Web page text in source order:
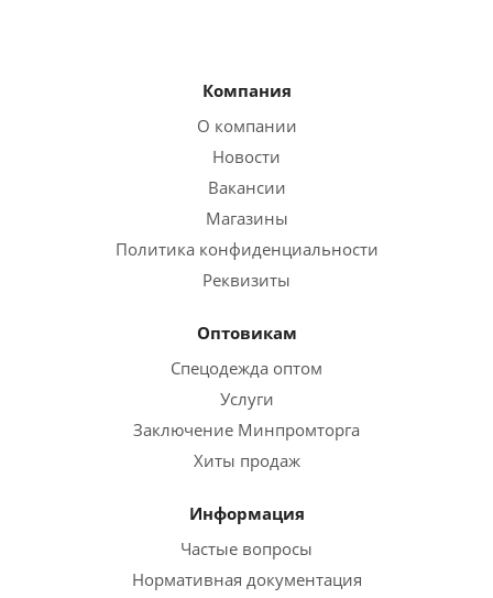
Компания
О компании
Новости
Вакансии
Магазины
Политика конфиденциальности
Реквизиты
Оптовикам
Спецодежда оптом
Услуги
Заключение Минпромторга
Хиты продаж
Информация
Частые вопросы
Нормативная документация